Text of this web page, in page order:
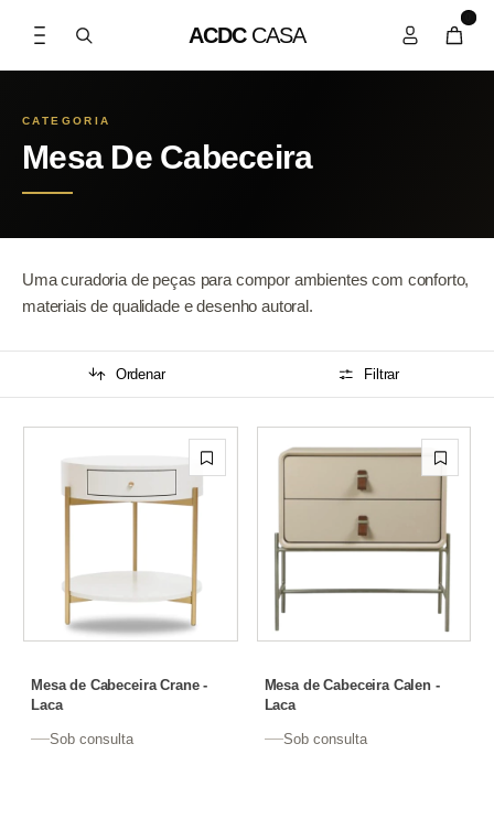
ACDC CASA
CATEGORIA
Mesa De Cabeceira
Uma curadoria de peças para compor ambientes com conforto,
materiais de qualidade e desenho autoral.
Ordenar Filtrar
Mesa de Cabeceira Crane -
Laca
Sob consulta
Mesa de Cabeceira Calen -
Laca
Sob consulta